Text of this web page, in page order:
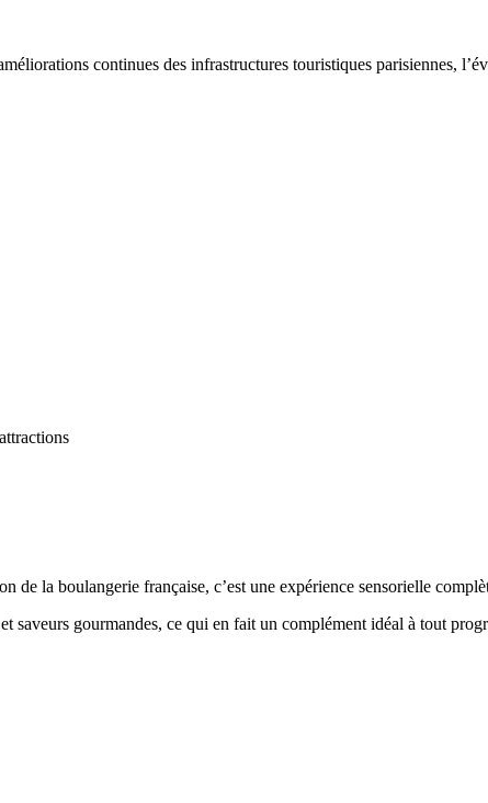
continues des infrastructures touristiques parisiennes,
de la boulangerie française, c’est une expérience sensorielle
saveurs gourmandes, ce qui en fait un complément idéal à tout